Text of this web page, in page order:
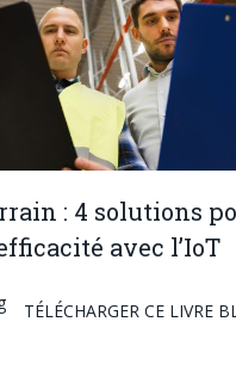
: 4 solutions
avec l’IoT
TÉLÉCHARGER CE LIVRE